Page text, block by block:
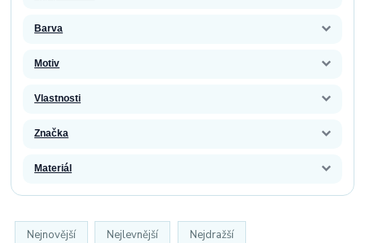
Barva
Motiv
Vlastnosti
Značka
Materiál
Nejnovější Nejlevnější Nejdražší